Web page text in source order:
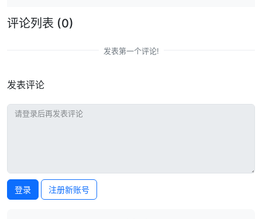
评论列表 (0)
发表第一个评论!
发表评论
登录 注册新账号